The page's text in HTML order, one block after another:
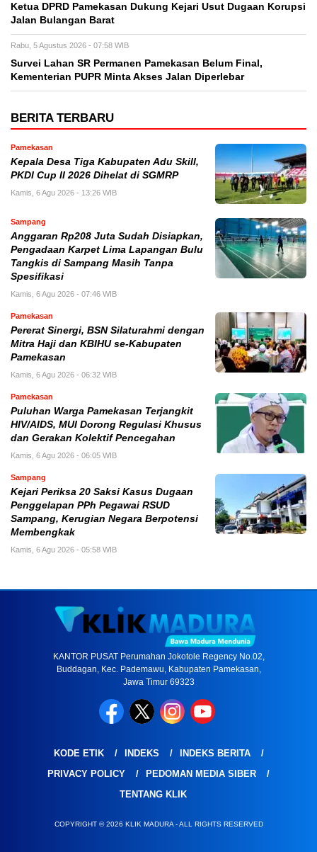
Ketua DPRD Pamekasan Dukung Kejari Usut Dugaan Korupsi
Jalan Bulangan Barat
Rabu, 5 Agustus 2026 - 07:58 WIB
Survei Lahan SR Permanen Pamekasan Belum Final,
Kementerian PUPR Minta Akses Jalan Diperlebar
BERITA TERBARU
Pamekasan
Kepala Desa Tiga Kabupaten Adu Skill,
PKDI Cup II 2026 Dihelat di SGMRP
Kamis, 6 Agu 2026 - 13:26 WIB
Sampang
Anggaran Rp208 Juta Sudah Disiapkan,
Pengadaan Karpet Lima Lapangan Bulu
Tangkis di Sampang Masih Tanpa
Spesifikasi
Kamis, 6 Agu 2026 - 07:46 WIB
Pamekasan
Pererat Sinergi, BSN Silaturahmi dengan
Mitra Haji dan KBIHU se-Kabupaten
Pamekasan
Kamis, 6 Agu 2026 - 06:32 WIB
Pamekasan
Puluhan Warga Pamekasan Terjangkit
HIV/AIDS, MUI Dorong Regulasi Khusus
dan Gerakan Kolektif Pencegahan
Kamis, 6 Agu 2026 - 06:05 WIB
Sampang
Kejari Periksa 20 Saksi Kasus Dugaan
Penggelapan PPh Pegawai RSUD
Sampang, Kerugian Negara Berpotensi
Membengkak
Kamis, 6 Agu 2026 - 05:58 WIB
KANTOR PUSAT Perumahan Jokotole Regency No.02,
Buddagan, Kec. Pademawu, Kabupaten Pamekasan,
Jawa Timur 69323
KODE ETIK INDEKS
INDEKS BERITA
PRIVACY POLICY
PEDOMAN MEDIA SIBER
TENTANG KLIK
COPYRIGHT © 2026 KLIK MADURA - ALL RIGHTS RESERVED